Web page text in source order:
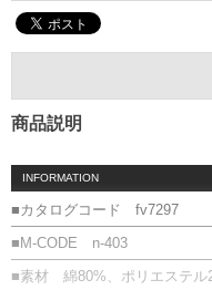
商品説明
INFORMATION
■カタログコード fv7297
■M-CODE n-403
■素材 綿80%、ポリエステル